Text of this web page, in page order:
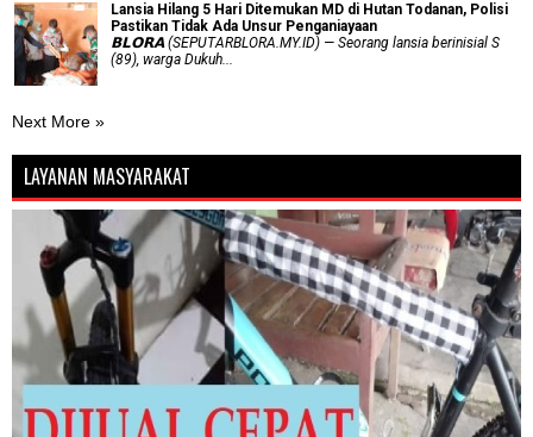
Lansia Hilang 5 Hari Ditemukan MD di Hutan Todanan, Polisi
Pastikan Tidak Ada Unsur Penganiayaan
𝗕𝗟𝗢𝗥𝗔 (SEPUTARBLORA.MY.ID) — Seorang lansia berinisial S
(89), warga Dukuh...
Next More »
LAYANAN MASYARAKAT